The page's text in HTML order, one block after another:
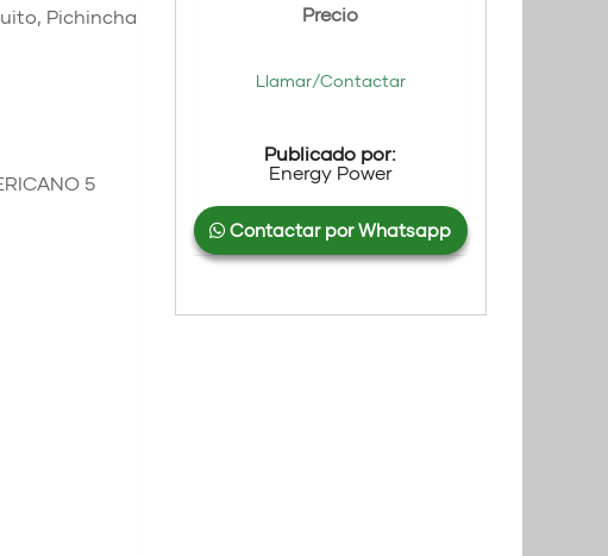
Pichincha
5
Precio
Llamar/Contactar
Publicado por:
Energy Power
Contactar por Whatsapp